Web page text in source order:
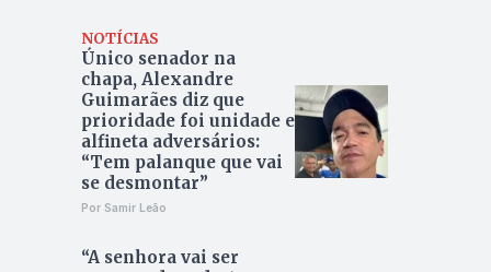
NOTÍCIAS
Único senador na
chapa, Alexandre
Guimarães diz que
prioridade foi unidade e
alfineta adversários:
“Tem palanque que vai
se desmontar”
Por Samir Leão
“A senhora vai ser